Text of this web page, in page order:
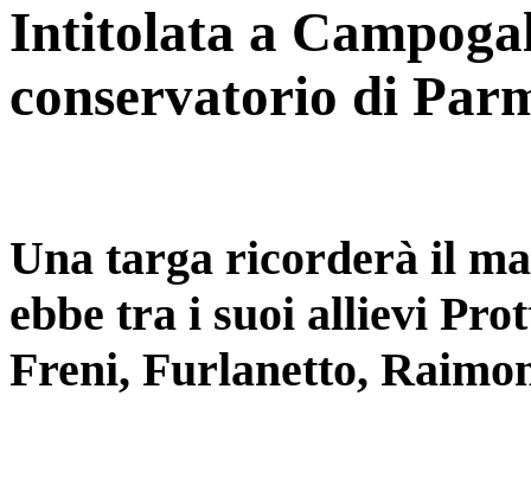
Intitolata a
conservatorio di
Una targa ricorderà il
ebbe tra i suoi allievi
Freni, Furlanetto,